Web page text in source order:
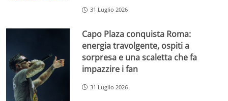
31 Luglio 2026
Capo Plaza conquista Roma:
energia travolgente, ospiti a
sorpresa e una scaletta che fa
impazzire i fan
31 Luglio 2026